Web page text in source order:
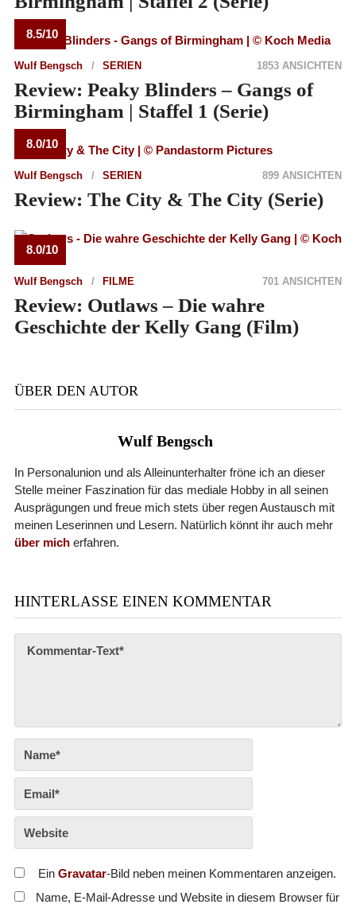
8.5/10
Wulf Bengsch SERIEN 1853 ANSICHTEN
Review: Peaky Blinders – Gangs of
Birmingham | Staffel 1 (Serie)
8.0/10
Wulf Bengsch SERIEN 899 ANSICHTEN
Review: The City & The City (Serie)
8.0/10
Wulf Bengsch FILME 701 ANSICHTEN
Review: Outlaws – Die wahre
Geschichte der Kelly Gang (Film)
ÜBER DEN AUTOR
Wulf Bengsch
In Personalunion und als Alleinunterhalter fröne ich an dieser
Stelle meiner Faszination für das mediale Hobby in all seinen
Ausprägungen und freue mich stets über regen Austausch mit
meinen Leserinnen und Lesern. Natürlich könnt ihr auch mehr
über micherfahren.
HINTERLASSE EINEN KOMMENTAR
Ein Gravatar-Bild neben meinen Kommentaren anzeigen.
Name, E-Mail-Adresse und Website in diesem Browser für